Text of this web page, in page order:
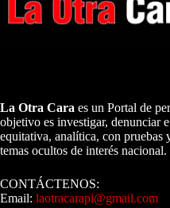
La Otra Cara es un Portal de
objetivo es investigar, denunciar
equitativa, analítica, con pruebas
temas ocultos de interés nacional.
CONTÁCTENOS:
Email: laotracarapi@gmail.com